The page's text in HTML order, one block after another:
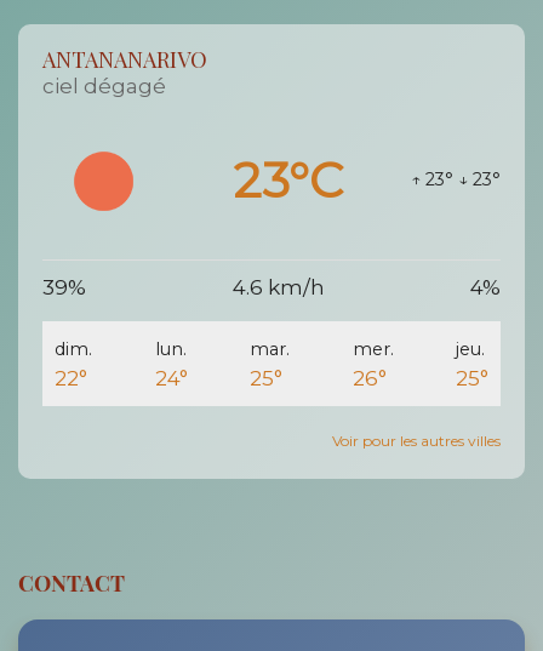
ANTANANARIVO
ciel dégagé
23°C ↑ 23° ↓ 23°
39% 4.6 km/h 4%
dim.
22°
lun.
24°
mar.
25°
mer.
26°
jeu.
25°
Voir pour les autres villes
CONTACT